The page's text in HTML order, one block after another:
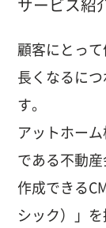
顧客にとっ
長くなるに
す。
アットホー
である不動
作成できる
シック）」を